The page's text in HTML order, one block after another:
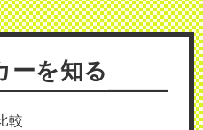
ーを知る
較